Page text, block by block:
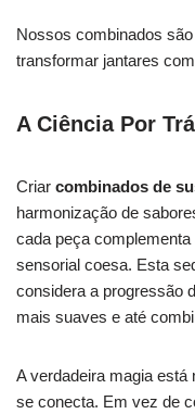
Nossos combinados
transformar jantares
A Ciência Por
Criar combinados de
harmonização de
cada peça
sensorial coesa. Esta
considera a progressão
mais suaves e até
A verdadeira magia
se conecta. Em vez de